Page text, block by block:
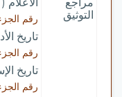
التوثيق
رقم الجزء: 1 / رقم
تاريخ
رقم الجزء: 4 / رقم
تاريخ
رقم الجزء: 15 / رقم